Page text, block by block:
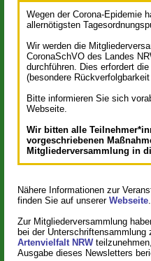
Wegen der Corona-Epidemie
allernötigsten
Wir werden die
CoronaSchVO des Landes
durchführen. Dies erfordert
(besondere
Bitte informieren Sie sich
Webseite.
Wir bitten alle
vorgeschriebenen
Mitgliederversammlung in
Nähere Informationen zur
finden Sie auf unserer Webseite.
Zur Mitgliederversammlung
bei der Unterschriftensammlung
Artenvielfalt NRW
Ausgabe dieses Newsletters